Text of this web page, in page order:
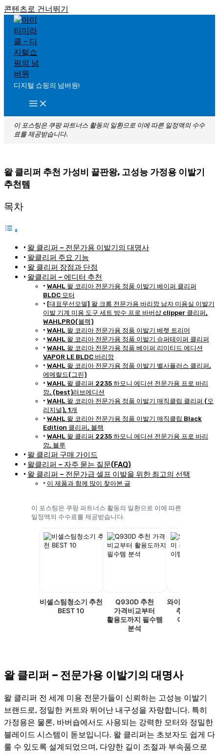
콘텐츠로 건너뛰기
디지털 쇼핑의 넘버원!
이 포스팅은 쿠팡 파트너스 활동의 일환으로 이에 따른 일정액의 수수
료를 제공받습니다.
왈 클리퍼 추천 가성비 끝판왕, 고성능 가정용 이발기
추천템
목차
왈 클리퍼 – 전문가용 이발기의 대명사
왈클리퍼 주요 기능
왈 클리퍼 장점과 단점
왈클리퍼 – 에디터 추천
WAHL 왈 코리아 전문가용 정품 이발기 베이퍼 클리퍼
BLDC 모터
[대표무선모델] 왈 크롬 전문가용 바리깡 남자 미용실 이발기
이발 기계 미용 도구 세트 방수 프로 바버샵 clipper 클리퍼,
WAHLPRO(블랙)
WAHL 왈 코리아 전문가용 정품 이발기 베렛 트리머
WAHL 왈 코리아 전문가용 정품 이발기 슈퍼테이퍼 클리퍼
WAHL 왈 코리아 전문가용 정품 베이퍼 리미티드 에디션
VAPOR LE BLDC 바리깡
WAHL 왈 코리아 전문가용 정품 이발기 벨사플러스 클리퍼,
에메랄드(그린)
WAHL 왈 클리퍼 2235 하모니 에디션 전문가용 프로 바리
깡, (best)러브에디션
WAHL 왈 코리아 전문가용 정품 이발기 매직클립 클리퍼 (오
리지널), 1개
WAHL 왈 코리아 전문가용 정품 이발기 매직클립 Black
Edition 클리퍼, 블랙
WAHL 왈 클리퍼 2235 하모니 에디션 전문가용 프로 바리
깡, 블루
왈 클리퍼 구매 가이드
왈클리퍼 – 자주 묻는 질문(FAQ)
왈 클리퍼 – 전문가급 셀프 이발을 위한 최고의 선택
이 제품과 함께 많이 찾아본 글
이 포스팅은 쿠팡 파트너스 활동의 일환으로 이에 따른
일정액의 수수료를 제공받습니다.
비셀스팀청소기 추천
BEST 10
Q930D 추천
가격비교부터
활용도까지 필수템
분석
와이드뷰 삼탠바
추천 가성비
아이템 총정리
왈 클리퍼 – 전문가용 이발기의 대명사
왈 클리퍼 전 세계 미용 전문가들이 신뢰하는 고성능 이발기
브랜드로, 정밀한 커트와 뛰어난 내구성을 자랑합니다. 특히
가정용은 물론, 바버숍에서도 사용되는 강력한 모터와 정밀한
블레이드 시스템이 돋보입니다. 왈 클리퍼는 초보자도 쉽게 다
룰 수 있도록 설계되었으며, 다양한 길이 조절과 부속품으로